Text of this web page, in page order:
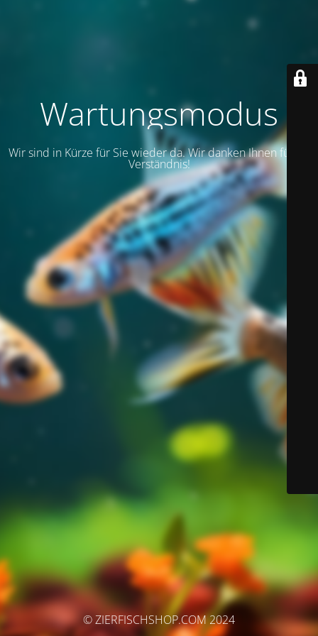
Wartungsmodus
Wir sind in Kürze für Sie wieder da. Wir danken Ihnen für Ihr
Verständnis!
© ZIERFISCHSHOP.COM 2024